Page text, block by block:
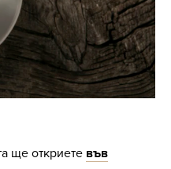
ще откриете във